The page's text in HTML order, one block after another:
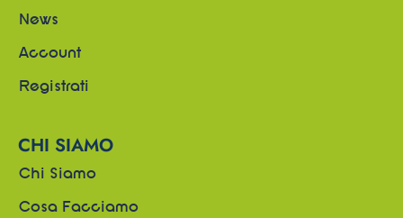
News
Account
Registrati
CHI SIAMO
Chi Siamo
Cosa Facciamo